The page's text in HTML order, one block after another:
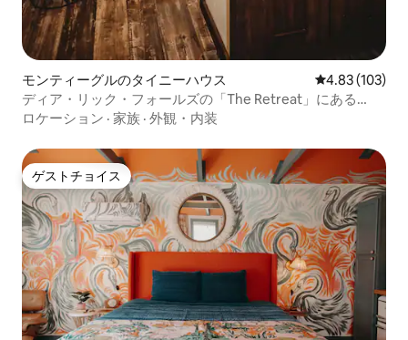
モンティーグルのタイニーハウス レビュー103
4.83 (103)
ディア・リック・フォールズの「The Retreat」にある
「Leprechaun Lodge」
ロケーション · 家族 · 外観・内装
ゲストチョイス
ゲストチョイス